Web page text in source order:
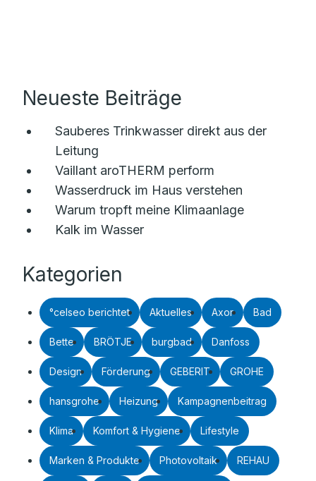
Neueste Beiträge
Sauberes Trinkwasser direkt aus der
Leitung
Vaillant aroTHERM perform
Wasserdruck im Haus verstehen
Warum tropft meine Klimaanlage
Kalk im Wasser
Kategorien
°celseo berichtet Aktuelles Axor Bad
Bette BRÖTJE burgbad Danfoss
Design Förderung GEBERIT GROHE
hansgrohe Heizung Kampagnenbeitrag
Klima Komfort & Hygiene Lifestyle
Marken & Produkte Photovoltaik REHAU